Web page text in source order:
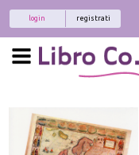
registrati
login